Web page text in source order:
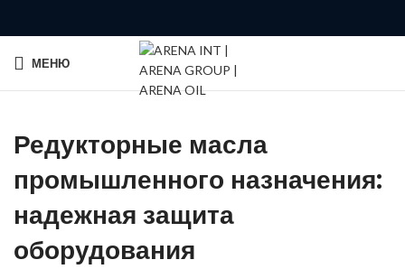
МЕНЮ
Редукторные масла
промышленного назначения:
надежная защита
оборудования